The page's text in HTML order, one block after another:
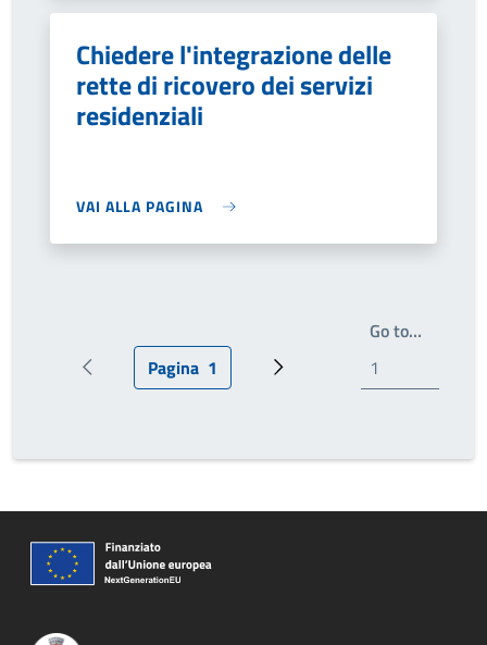
Chiedere l'integrazione delle
rette di ricovero dei servizi
residenziali
VAI ALLA PAGINA
Pagina precedentePagina attuale
Pagina 1 Prossima pagina
Go to…